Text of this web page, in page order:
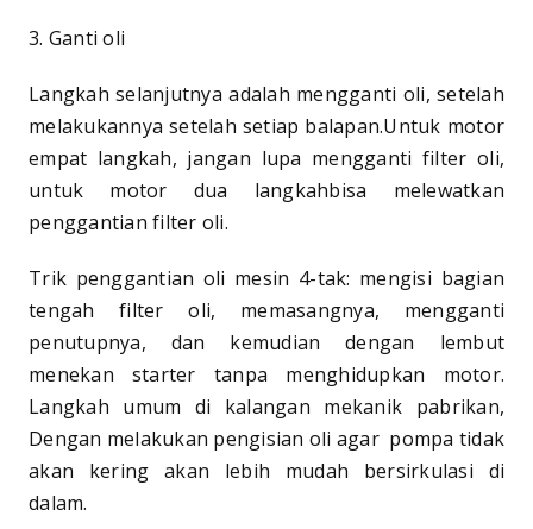
3. Ganti oli
Langkah selanjutnya adalah mengganti oli, setelah
melakukannya setelah setiap balapan.Untuk motor
empat langkah, jangan lupa mengganti filter oli,
untuk motor dua langkahbisa melewatkan
penggantian filter oli.
Trik penggantian oli mesin 4-tak: mengisi bagian
tengah filter oli, memasangnya, mengganti
penutupnya, dan kemudian dengan lembut
menekan starter tanpa menghidupkan motor.
Langkah umum di kalangan mekanik pabrikan,
Dengan melakukan pengisian oli agar pompa tidak
akan kering akan lebih mudah bersirkulasi di
dalam.